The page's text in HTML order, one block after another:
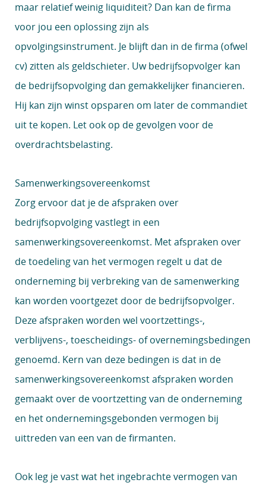
maar relatief weinig liquiditeit? Dan kan de firma
voor jou een oplossing zijn als
opvolgingsinstrument. Je blijft dan in de firma (ofwel
cv) zitten als geldschieter. Uw bedrijfsopvolger kan
de bedrijfsopvolging dan gemakkelijker financieren.
Hij kan zijn winst opsparen om later de commandiet
uit te kopen. Let ook op de gevolgen voor de
overdrachtsbelasting.
Samenwerkingsovereenkomst
Zorg ervoor dat je de afspraken over
bedrijfsopvolging vastlegt in een
samenwerkingsovereenkomst. Met afspraken over
de toedeling van het vermogen regelt u dat de
onderneming bij verbreking van de samenwerking
kan worden voortgezet door de bedrijfsopvolger.
Deze afspraken worden wel voortzettings-,
verblijvens-, toescheidings- of overnemingsbedingen
genoemd. Kern van deze bedingen is dat in de
samenwerkingsovereenkomst afspraken worden
gemaakt over de voortzetting van de onderneming
en het ondernemingsgebonden vermogen bij
uittreden van een van de firmanten.
Ook leg je vast wat het ingebrachte vermogen van